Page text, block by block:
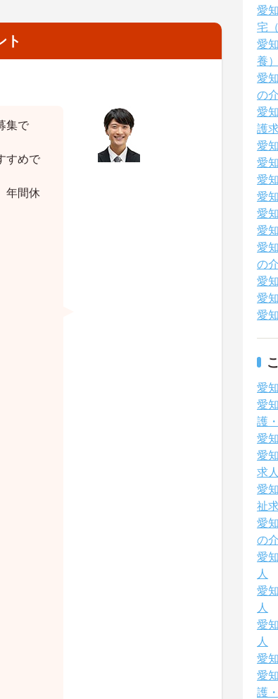
ト
集で
すめで
年間休
愛
宅
愛
養
愛
の
愛
護
愛
愛
愛
愛
愛
愛
愛
の
愛
愛
愛
愛
愛
護
愛
愛
求人
愛
祉
愛
の
愛
人
愛
人
愛
人
愛
愛
護